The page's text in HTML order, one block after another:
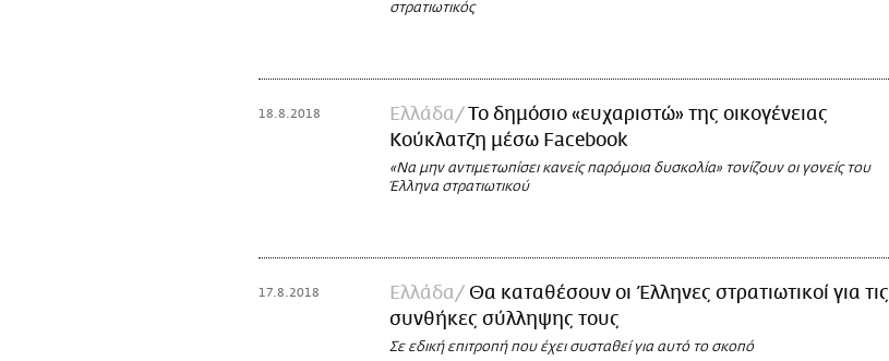
στρατιωτικός
18.8.2018 Ελλάδα
Το δημόσιο «ευχαριστώ» της οικογένειας
Κούκλατζη μέσω Facebook
«Nα μην αντιμετωπίσει κανείς παρόμοια δυσκολία» τονίζουν οι γονείς του
Έλληνα στρατιωτικού
17.8.2018 Ελλάδα
Θα καταθέσουν οι Έλληνες στρατιωτικοί για τις
συνθήκες σύλληψης τους
Σε εδική επιτροπή που έχει συσταθεί για αυτό το σκοπό